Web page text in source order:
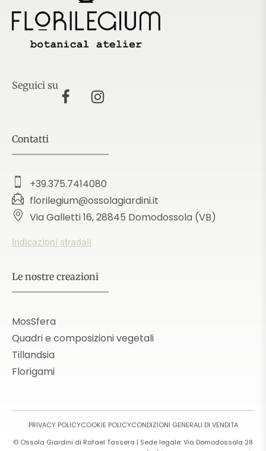
Seguici su
Contatti
+39.375.7414080
florilegium@ossolagiardini.it
Via Galletti 16, 28845 Domodossola (VB)
Indicazioni stradali
Le nostre creazioni
MosSfera
Quadri e composizioni vegetali
Tillandsia
Florigami
© Ossola Giardini di Rafael Tassera | Sede legale: Via Domodossola 28
PRIVACY POLICYCOOKIE POLICYCONDIZIONI GENERALI DI VENDITA